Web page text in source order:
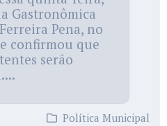
Gastronômica
Pena, no
confirmou que
serão
Política Municipal